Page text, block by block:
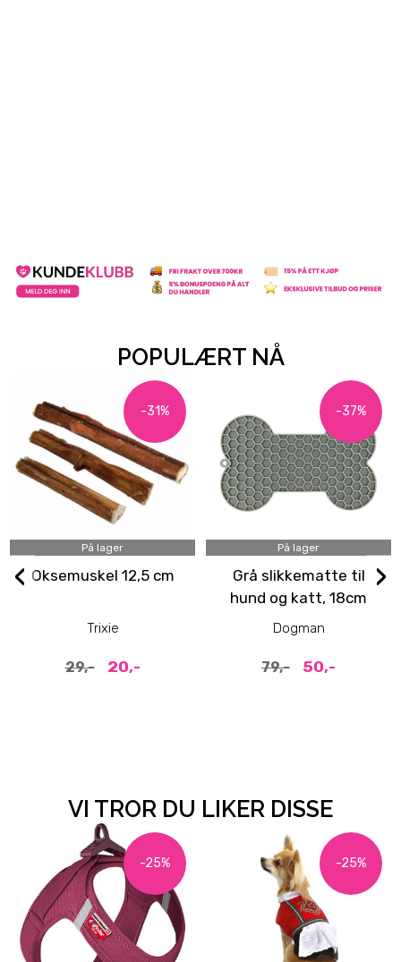
POPULÆRT NÅ
-31%
På lager
Oksemuskel 12,5 cm
Trixie
29,- 20,-
-37%
På lager
Grå slikkematte til
hund og katt, 18cm
Dogman
79,- 50,-
‹ ›
VI TROR DU LIKER DISSE
-25% -25%